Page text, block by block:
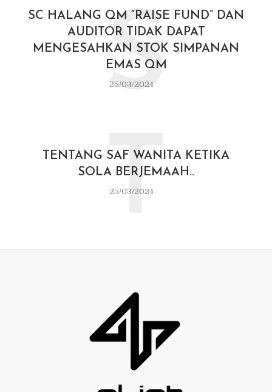
SC HALANG QM “RAISE FUND” DAN
AUDITOR TIDAK DAPAT
MENGESAHKAN STOK SIMPANAN
EMAS QM
25/03/2024
S
TENTANG SAF WANITA KETIKA
SOLA BERJEMAAH..
25/03/2024
T